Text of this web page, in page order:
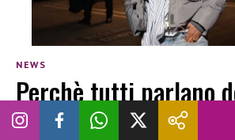
NEWS
Perchè tutti parlano
di Rihanna al